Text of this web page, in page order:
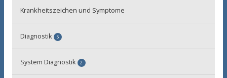
Regulationsmedizinische Anamnese
Systemische Anamnese
Anamnesebogen
Krankheitszeichen und Symptome
Diagnostik 5
Schmerzen
System Diagnostik 2